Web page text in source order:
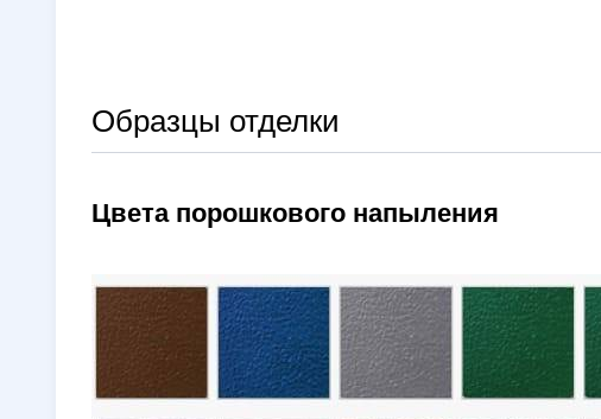
Образцы отделки
Цвета порошкового напыления